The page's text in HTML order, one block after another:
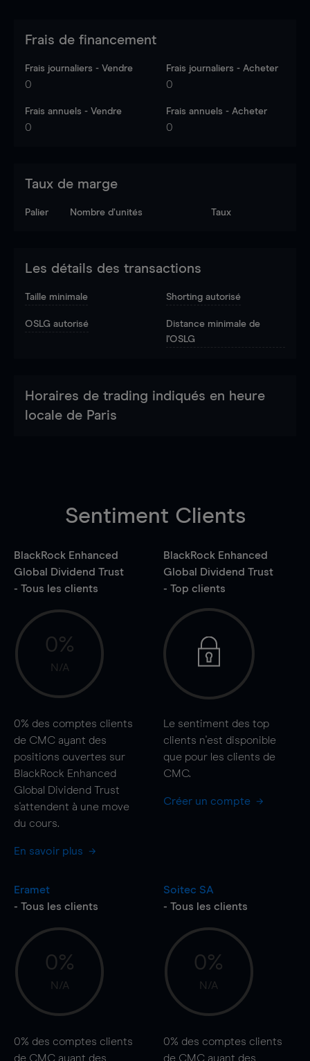
Frais de financement
Frais journaliers - Vendre
0
Frais journaliers - Acheter
0
Frais annuels - Vendre
0
Frais annuels - Acheter
0
Taux de marge
Palier Nombre d’unités Taux
Les détails des transactions
Taille minimale Shorting autorisé
OSLG autorisé
Distance minimale de
l'OSLG
Horaires de trading indiqués en heure
locale de Paris
Sentiment Clients
BlackRock Enhanced
Global Dividend Trust
- Tous les clients
0%
N/A
0% des comptes clients
de CMC ayant des
positions ouvertes sur
BlackRock Enhanced
Global Dividend Trust
s'attendent à une move
du cours.
En savoir plus
BlackRock Enhanced
Global Dividend Trust
- Top clients
Le sentiment des top
clients n'est disponible
que pour les clients de
CMC.
Créer un compte
Eramet
- Tous les clients
0%
N/A
0% des comptes clients
de CMC ayant des
Soitec SA
- Tous les clients
0%
N/A
0% des comptes clients
de CMC ayant des